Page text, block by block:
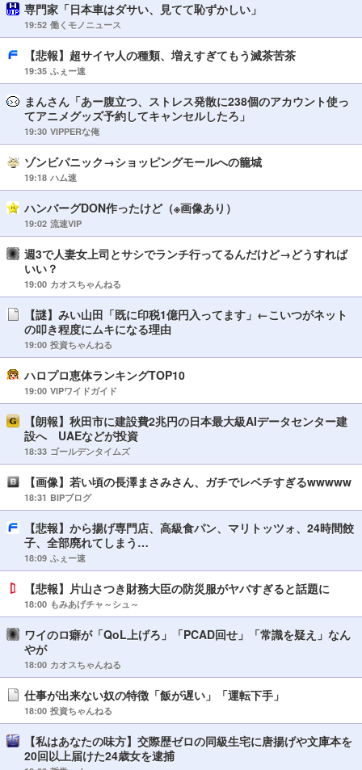
専門家「日本車はダサい、見てて恥ずかしい」
19:52 働くモノニュース
【悲報】超サイヤ人の種類、増えすぎてもう滅茶苦茶
19:35 ふぇー速
まんさん「あー腹立つ、ストレス発散に238個のアカウント使っ
てアニメグッズ予約してキャンセルしたろ」
19:30 VIPPERな俺
ゾンビパニック→ショッピングモールへの籠城
19:18 ハム速
ハンバーグDON作ったけど（※画像あり）
19:02 流速VIP
週3で人妻女上司とサシでランチ行ってるんだけど→どうすれば
いい？
19:00 カオスちゃんねる
【謎】みい山田「既に印税1億円入ってます」←こいつがネット
の叩き程度にムキになる理由
19:00 投資ちゃんねる
ハロプロ恵体ランキングTOP10
19:00 VIPワイドガイド
【朗報】秋田市に建設費2兆円の日本最大級AIデータセンター建
設へ UAEなどが投資
18:33 ゴールデンタイムズ
【画像】若い頃の長澤まさみさん、ガチでレベチすぎるwwwww
18:31 BIPブログ
【悲報】から揚げ専門店、高級食パン、マリトッツォ、24時間餃
子、全部廃れてしまう…
18:09 ふぇー速
【悲報】片山さつき財務大臣の防災服がヤバすぎると話題に
18:00 もみあげチャ～シュ～
ワイのロ癖が「QoL上げろ」「PCAD回せ」「常識を疑え」なん
やが
18:00 カオスちゃんねる
仕事が出来ない奴の特徴「飯が遅い」「運転下手」
18:00 投資ちゃんねる
【私はあなたの味方】交際歴ゼロの同級生宅に唐揚げや文庫本を
20回以上届けた24歳女を逮捕